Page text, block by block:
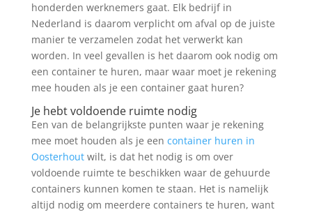
honderden werknemers gaat. Elk bedrijf in
Nederland is daarom verplicht om afval op de juiste
manier te verzamelen zodat het verwerkt kan
worden. In veel gevallen is het daarom ook nodig om
een container te huren, maar waar moet je rekening
mee houden als je een container gaat huren?
Je hebt voldoende ruimte nodig
Een van de belangrijkste punten waar je rekening
mee moet houden als je een container huren in
Oosterhoutwilt, is dat het nodig is om over
voldoende ruimte te beschikken waar de gehuurde
containers kunnen komen te staan. Het is namelijk
altijd nodig om meerdere containers te huren, want